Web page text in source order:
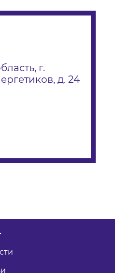
г.
д. 24